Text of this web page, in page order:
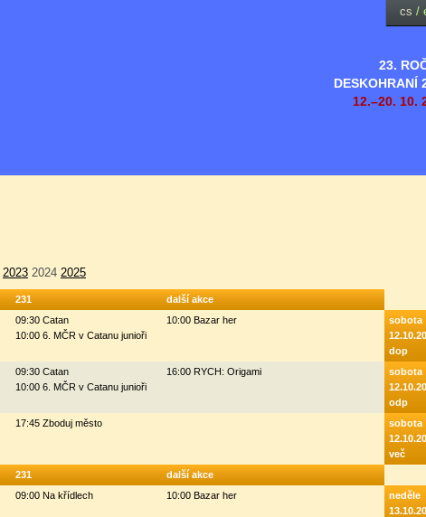
23.
DESKOHRANÍ
12.–20. 10.
cs /
2023 2024 2025
231
další akce
09:30 Catan
10:00 6. MČR v Catanu junioři
10:00 Bazar her
sobota
dop
09:30 Catan
10:00 6. MČR v Catanu junioři
16:00 RYCH: Origami
sobota
odp
17:45 Zboduj město
sobota
več
231
další akce
09:00 Na křídlech 10:00 Bazar her
neděle